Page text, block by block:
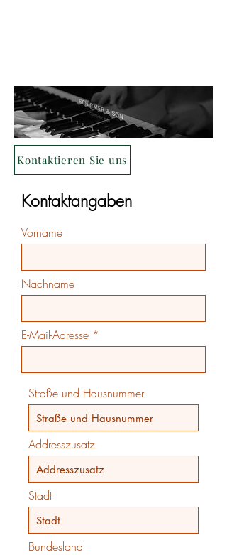
Kontaktieren Sie uns
Kontaktangaben
Vorname
Nachname
E-Mail-Adresse
Straße und Hausnummer
Addresszusatz
Stadt
Bundesland